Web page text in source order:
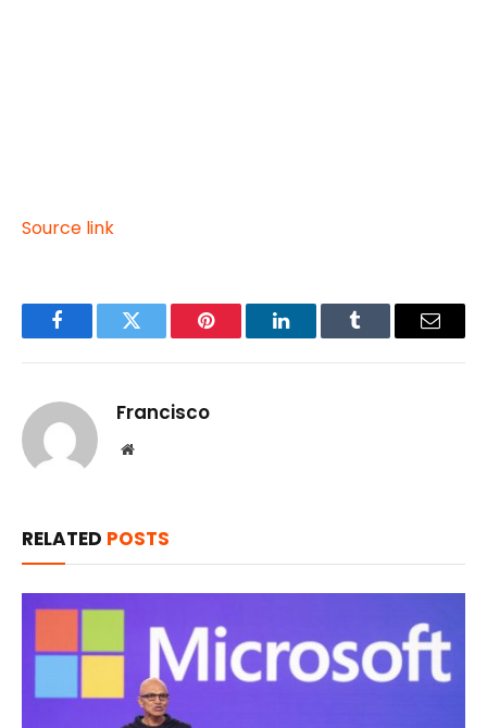
Source link
FacebookTwitter Pinterest LinkedInTumblr Email
Francisco
Website
RELATED POSTS